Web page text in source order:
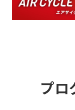
疲れたまま
心と身体を
ピラティ
ク”はじめよ
プロ